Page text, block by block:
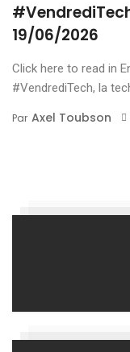
19/06/2026
Click here to read in
#VendrediTech, la
Par Axel Toubson